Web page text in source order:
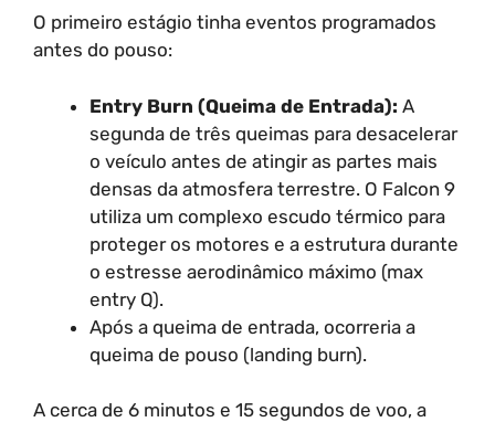
O primeiro estágio tinha eventos programados
antes do pouso:
Entry Burn (Queima de Entrada): A
segunda de três queimas para desacelerar
o veículo antes de atingir as partes mais
densas da atmosfera terrestre. O Falcon 9
utiliza um complexo escudo térmico para
proteger os motores e a estrutura durante
o estresse aerodinâmico máximo (max
entry Q).
Após a queima de entrada, ocorreria a
queima de pouso (landing burn).
A cerca de 6 minutos e 15 segundos de voo, a